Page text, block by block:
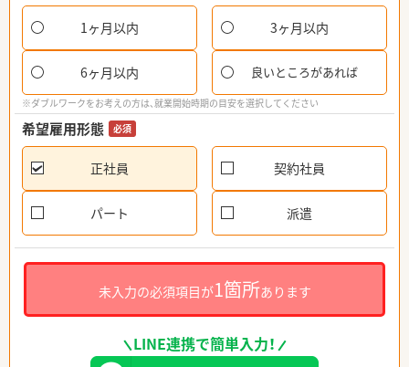
1ヶ月以内 3ヶ月以内
6ヶ月以内 良いところがあれば
※ダブルワークをお考えの方は、就業開始時期の目安を選択してください
希望雇用形態 必須
正社員 契約社員
パート 派遣
未入力の必須項目が1箇所あります
LINE連携で簡単入力！